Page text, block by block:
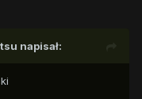
napisał: